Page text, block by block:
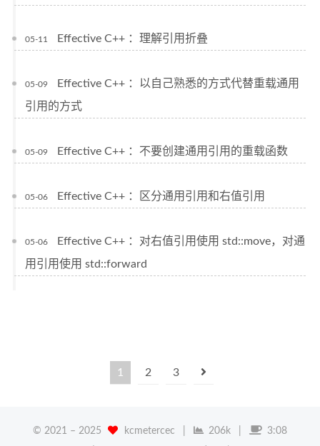
05-11 Effective C++ ：理解引用折叠
05-09
Effective C++ ：以自己熟悉的方式代替重载通用
引用的方式
05-09 Effective C++ ：不要创建通用引用的重载函数
05-06 Effective C++ ：区分通用引用和右值引用
05-06
Effective C++ ：对右值引用使用 std::move，对通
用引用使用 std::forward
1 2 3
© 2021 – 2025 kcmetercec 206k 3:08